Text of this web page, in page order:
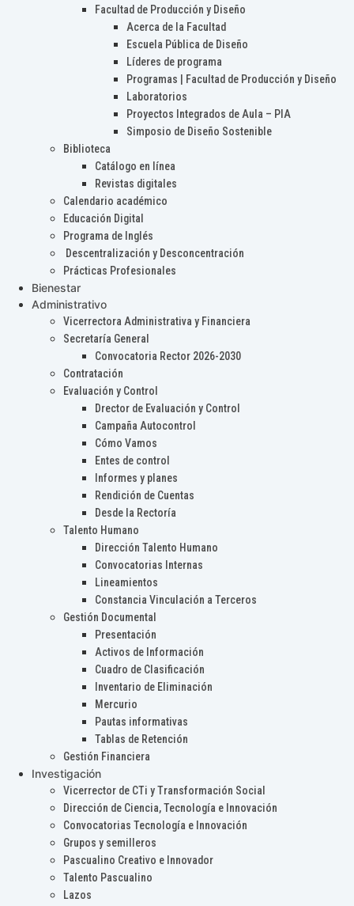
Facultad de Producción y Diseño
Acerca de la Facultad
Escuela Pública de Diseño
Líderes de programa
Programas | Facultad de Producción y Diseño
Laboratorios
Proyectos Integrados de Aula – PIA
Simposio de Diseño Sostenible
Biblioteca
Catálogo en línea
Revistas digitales
Calendario académico
Educación Digital
Programa de Inglés
Descentralización y Desconcentración
Prácticas Profesionales
Bienestar
Administrativo
Vicerrectora Administrativa y Financiera
Secretaría General
Convocatoria Rector 2026-2030
Contratación
Evaluación y Control
Drector de Evaluación y Control
Campaña Autocontrol
Cómo Vamos
Entes de control
Informes y planes
Rendición de Cuentas
Desde la Rectoría
Talento Humano
Dirección Talento Humano
Convocatorias Internas
Lineamientos
Constancia Vinculación a Terceros
Gestión Documental
Presentación
Activos de Información
Cuadro de Clasificación
Inventario de Eliminación
Mercurio
Pautas informativas
Tablas de Retención
Gestión Financiera
Investigación
Vicerrector de CTi y Transformación Social
Dirección de Ciencia, Tecnología e Innovación
Convocatorias Tecnología e Innovación
Grupos y semilleros
Pascualino Creativo e Innovador
Talento Pascualino
Lazos